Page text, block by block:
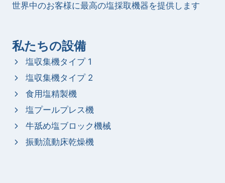
世界中のお客様に最高の塩採取機器を提供します
私たちの設備
塩収集機タイプ 1
塩収集機タイプ 2
食用塩精製機
塩プールプレス機
牛舐め塩ブロック機械
振動流動床乾燥機